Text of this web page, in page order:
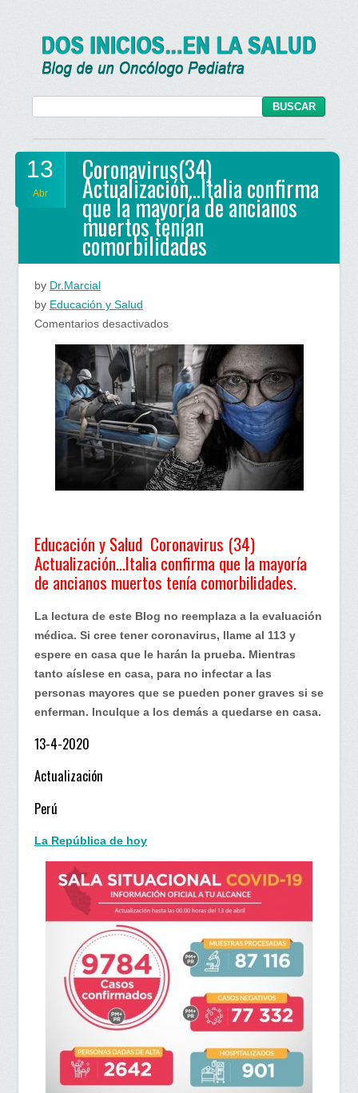
13
Abr
Coronavirus(34)
Actualización…Italia confirma
que la mayoría de ancianos
muertos tenían
comorbilidades
by Dr.Marcial
by Educación y Salud
Comentarios desactivadosen
Coronavirus(34)
Actualización…
Italia
confirma
que
la
mayoría
de
comorbilidades
Educación y Salud Coronavirus (34)
Actualización…Italia confirma que la mayoría
de ancianos muertos tenía comorbilidades.
La lectura de este Blog no reemplaza a la evaluación
médica. Si cree tener coronavirus, llame al 113 y
espere en casa que le harán la prueba. Mientras
tanto aíslese en casa, para no infectar a las
personas mayores que se pueden poner graves si se
enferman. Inculque a los demás a quedarse en casa.
13-4-2020
Actualización
Perú
La República de hoy